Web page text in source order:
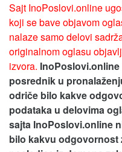
Sajt InoPoslovi.online
koji se bave objavom
nalaze samo delovi
originalnom oglasu
izvora.
posrednik u
odriče bilo kakve
podataka u delovima
sajta InoPoslovi.online
bilo kakvu odgovornost